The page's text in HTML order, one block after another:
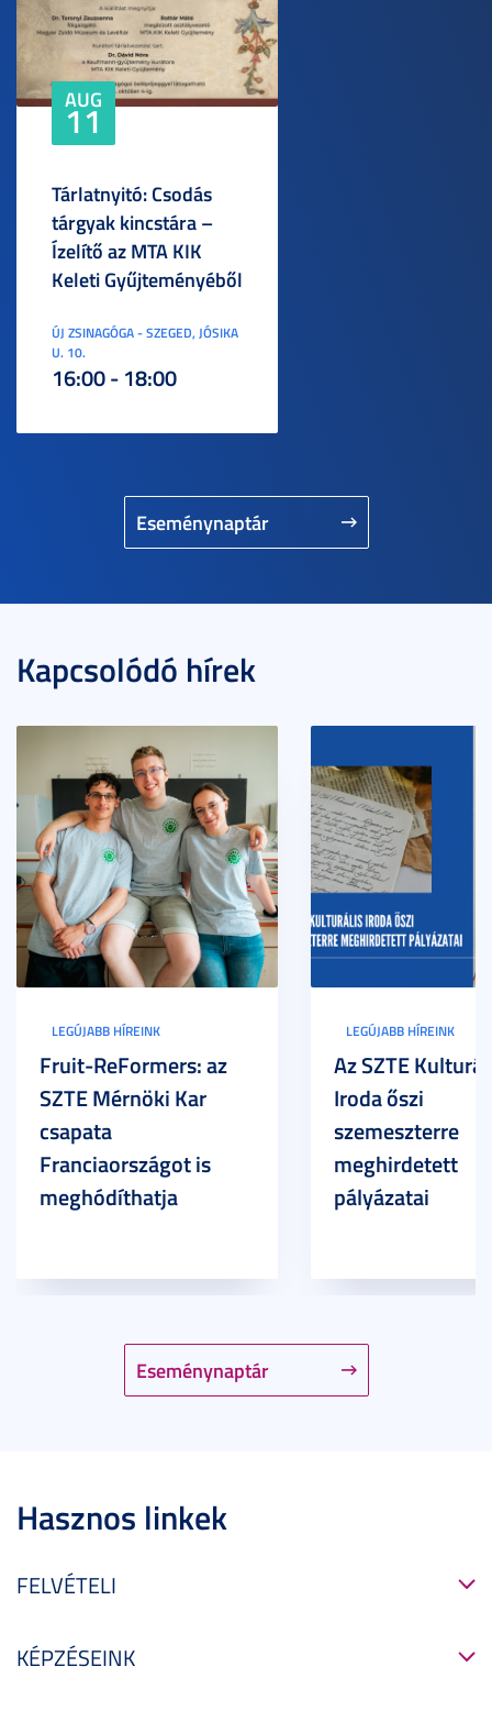
Eseménynaptár
AUG
11
Tárlatnyitó: Csodás
tárgyak kincstára –
Ízelítő az MTA KIK
Keleti Gyűjteményéből
ÚJ ZSINAGÓGA - SZEGED, JÓSIKA
U. 10.
16:00 - 18:00
Kapcsolódó hírek
Eseménynaptár
LEGÚJABB HÍREINK
Fruit-ReFormers: az
SZTE Mérnöki Kar
csapata
Franciaországot is
meghódíthatja
LEGÚJABB HÍREINK
Az SZTE
Iroda őszi
szemeszterre
meghirdetett
pályázatai
Hasznos linkek
FELVÉTELI
KÉPZÉSEINK